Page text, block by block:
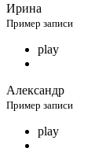
Ирина
Пример записи
play
Александр
Пример записи
play